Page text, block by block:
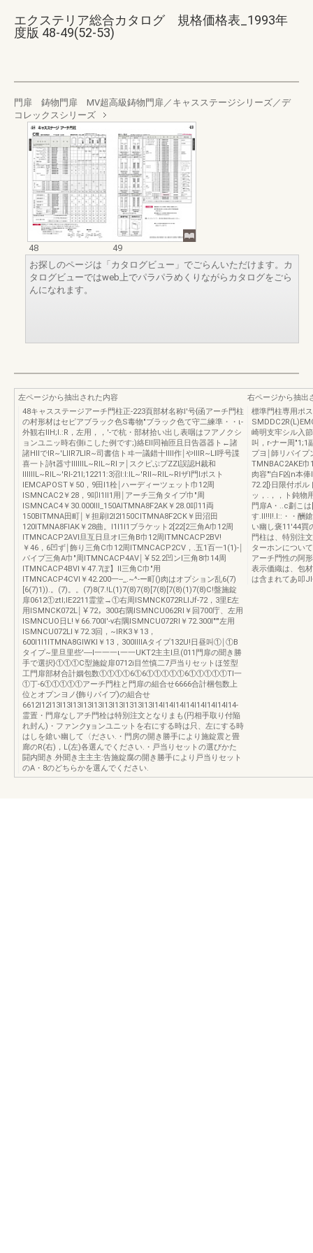
エクステリア総合カタログ 規格価格表_1993年
度版 48-49(52-53)
門扉 鋳物門扉 MV超高級鋳物門扉／キャスステージシリーズ／デ
コレックスシリーズ
48
49
お探しのページは「カタログビュー」でごらんいただけます。カ
タログビューではweb上でパラパラめくりながらカタログをごら
んになれます。
左ページから抽出された内容
48キャスステージアーチ門柱正-223頁部材名称l'号{函アーチ門柱
の村形材はセピアブラック色S毒物"ブラック色て守二練準・・ι-
外観右IIH;I.:R，左用，，'-で杭・部材拾い出し表咽はフアノクシ
ョンユニッ時右側iこした例です;)絡EIl同袖匝且日告器器ト←諸
諸HIIでIR~'LIIR7LIR~司書信トヰ一議錯十IIII作￨やIIIR~LI呼号諜
喜一ト詩t器寸IIIIIIL~RIL~RIァ￨スクピぷプZZl誤認H裁和
IIIIIIL~RIL~'Rl-21l;12211:3沼I:I:IL~'RIl~RIL~RIザl門lポスト
IEMCAPOST￥50，9田I1栓￨ハーディーツェット巾12周
ISMNCAC2￥28，9叩I1II1用￨アーチ三角タイプ巾"周
ISMNCAC4￥30.000III_150AITMNA8F2AK￥28.0叩11両
150BITMNA田町￨￥担刷I2I2I150CITMNA8F2CK￥田沼田
120ITMNA8FIAK￥28曲。I1I1I1ブラケット2[22[2三角A巾12周
ITMNCACP2AVl旦互日旦オl三角B巾12周ITMNCACP2BV!
￥46，6凹ず￨飾り三角C巾12周ITMNCACP2CV，.五1百一1(1)-￨
パイプ三角A巾"周ITMNCACP4AV￨￥52.2凹ンl三角8巾14周
ITMNCACP4BVl￥47.7ぽ】ll三角C巾"用
ITMNCACP4CVl￥42.200一--_.~^-ー町()肉はオプション乱6(7)
[6(7)1)).。(7)。。(7)8(7.!L(1)7(8)7(8)[7(8)[7(8)(1)7(8)C!盤施錠
扉0612①ztl;IE2211霊堂→①右周ISMNCK072RLIJf-72，3里E左
用ISMNCK072L￨￥72，300右隅ISMNCU062Rl￥回700庁、左用
ISMNCUO日L!￥66.700I'-v右隅ISMNCU072Rl￥72.300I"'"左用
ISMNCU072LI￥72.3回，~lRK3￥13，
600I1I1lTMNA8GIWKI￥13，300IIIIAタイプ132U!日昼叫①￨①B
タイプ~里旦里些'----l一一一ι一一UKT2主主l旦(011門扉の聞き勝
手で選択}①①①C型施錠扉0712i目竺慎二7戸当りセットほ笠型
工門扉部材合計姻包数①①①①6①6①①①①①6①①①①①TI一
①丁-6①①①①①アーチ門柱と門扉の組合せ6666合計梱包数上
位とオプンヨノ{飾りパイプ)の組合せ
6612I12I13I13I13I13I13I13I13I1313I13I14I14I14I14I14I14I14I14-
霊置・門扉なしアチ門栓は特別注文となりまも(円相手取り付陥
れ封ん)・ファンクyョンユニットを右にする時は只、左にする時
はしを鎗い幽して〈ださい.・門房の開き勝手により施錠震と畳
廊のR(右)，L(左)各選んでください.・戸当りセットの選びかた
闘内聞き.外聞き主主主:告施錠腐の開き勝手により戸当りセット
のA・8のどちらかを選んでください.
右ページから抽出
標準門柱専用ポ
崎明支牢シル入
叫，r-ナー周"1;1
プヨ￨師リパイプ
TMNBAC2AKE
肉容"'白F凶n本
72.2[}日限付ボル
ッ，.，，ト鈍物
門扉A・..c劃こ
す.II!!I!.I::・・酬
い幽し褒11'44買
門柱は、特別注
ターホンについ
アーチ門性の阿
表示価織は、包
は含まれてあ叩